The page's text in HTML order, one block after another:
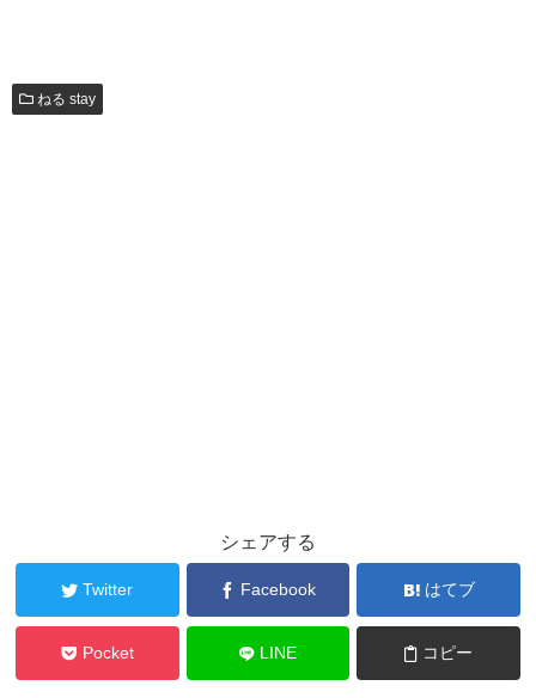
ねる stay
シェアする
Twitter Facebook はてブ
Pocket LINE コピー